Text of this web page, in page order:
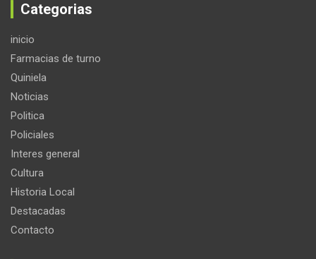
Categorias
inicio
Farmacias de turno
Quiniela
Noticias
Politica
Policiales
Interes general
Cultura
Historia Local
Destacadas
Contacto